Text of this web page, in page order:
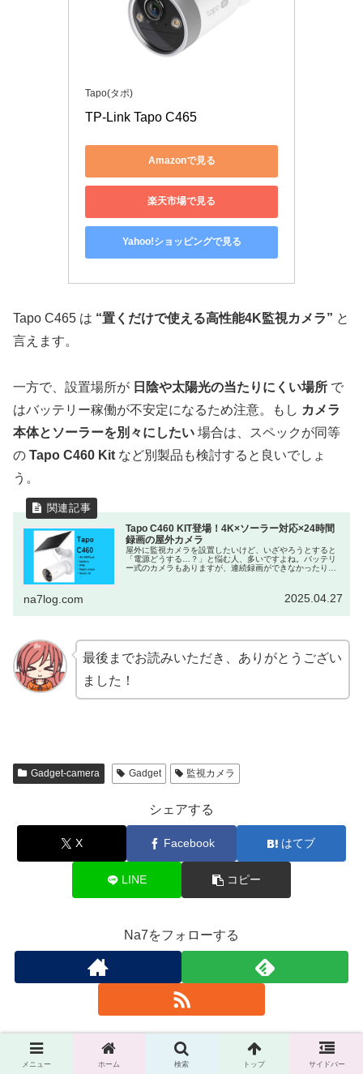
Tapo(タポ)
TP-Link Tapo C465
Amazonで見る
楽天市場で見る
Yahoo!ショッピングで見る
Tapo C465 は “置くだけで使える高性能4K監視カメラ” と
言えます。
一方で、設置場所が 日陰や太陽光の当たりにくい場所 で
はバッテリー稼働が不安定になるため注意。もし カメラ
本体とソーラーを別々にしたい 場合は、スペックが同等
の Tapo C460 Kit など別製品も検討すると良いでしょ
う。
Tapo C460 KIT登場！4K×ソーラー対応×24時間
録画の屋外カメラ
屋外に監視カメラを設置したいけど、いざやろうとすると
「電源どうする…？」と悩む人、多いですよね。バッテリ
ー式のカメラもありますが、連続録画ができなかったり、
na7log.com 2025.04.27
最後までお読みいただき、ありがとうござい
ました！
Gadget-camera Gadget 監視カメラ
シェアする
X Facebook はてブ
LINE コピー
Na7をフォローする
Na7
メニュー ホーム 検索 トップ サイドバー